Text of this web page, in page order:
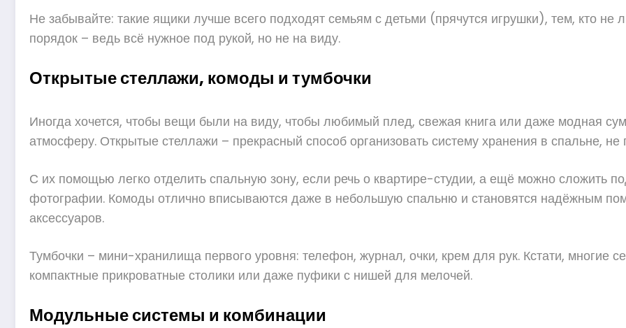
Не забывайте: такие ящики лучше всего подходят семьям с детьми (прячутся игрушки), тем, кто не
порядок – ведь всё нужное под рукой, но не на виду.
Открытые стеллажи, комоды и тумбочки
Иногда хочется, чтобы вещи были на виду, чтобы любимый плед, свежая книга или даже модная
атмосферу. Открытые стеллажи – прекрасный способ организовать систему хранения в спальне, не
С их помощью легко отделить спальную зону, если речь о квартире-студии, а ещё можно сложить
фотографии. Комоды отлично вписываются даже в небольшую спальню и становятся надёжным
аксессуаров.
Тумбочки – мини-хранилища первого уровня: телефон, журнал, очки, крем для рук. Кстати, многие
компактные прикроватные столики или даже пуфики с нишей для мелочей.
Модульные системы и комбинации